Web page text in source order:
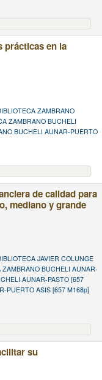
prácticas en la
ZAMBRANO
ZAMBRANO BUCHELI
BUCHELI AUNAR-PUERTO
de calidad para
mediano y grande
JAVIER COLUNGE
BUCHELI AUNAR-
AUNAR-PASTO [657
PUERTO ASIS [657 M168p]
su